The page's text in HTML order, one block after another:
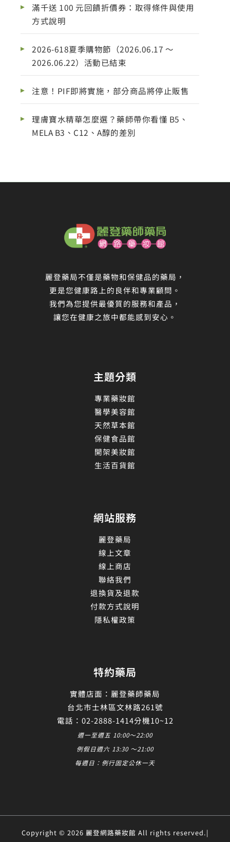
滿千送 100 元回饋折價券：取得條件與使用
方式說明
2026-618夏季購物節（2026.06.17 ～
2026.06.22）活動已結束
注意！PIF即將實施，部分商品將停止販售
理膚寶水精華怎麼選？藥師帶你看懂 B5、
MELA B3、C12、A醇的差別
麗登藥局不僅是藥物和保健品的藥局，
更是您健康路上的良伴和專業顧問。
我們為您提供最優質的服務和產品，
讓您在健康之旅中都能感到安心。
主題分類
專業藥妝館
醫學美容館
天然草本館
保健食品館
開架美妝館
生活百貨館
網站服務
麗登藥局
線上文章
線上商店
聯絡我們
退換貨及退款
付款方式說明
隱私權政策
特約藥局
實體店面：麗登藥師藥局
台北市士林區文林路261號
電話：02-2888-1414分機10~12
週一至週五 10:00～22:00
例假日週六 13:30 ～21:00
每週日：例行固定公休一天
Copyright © 2026 麗登網路藥妝館 All rights reserved.|